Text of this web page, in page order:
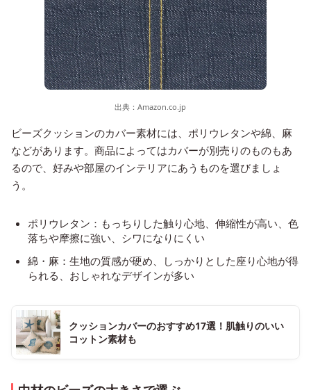
出典： Amazon.co.jp
ビーズクッションのカバー素材には、ポリウレタンや綿、麻
などがあります。商品によってはカバーが別売りのものもあ
るので、好みや部屋のインテリアにあうものを選びましょ
う。
ポリウレタン：もっちりした触り心地、伸縮性が高い、色
落ちや摩擦に強い、シワになりにくい
綿・麻：生地の質感が硬め、しっかりとした座り心地が得
られる、おしゃれなデザインが多い
クッションカバーのおすすめ17選！肌触りのいい
コットン素材も